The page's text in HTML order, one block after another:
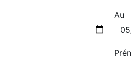
Au